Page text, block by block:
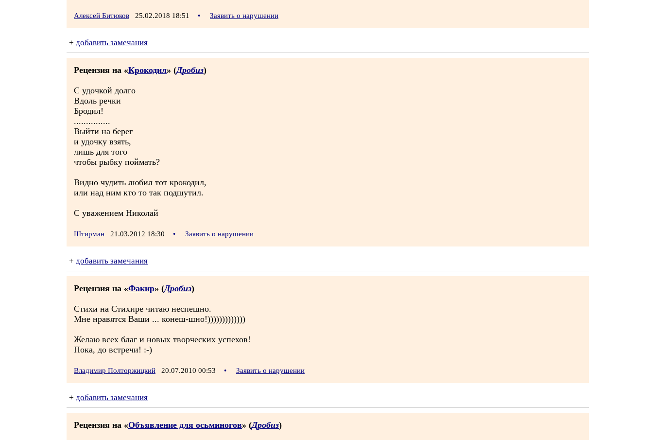
Алексей Битюков 25.02.2018 18:51 • Заявить о нарушении
+ добавить замечания
Рецензия на «Крокодил» (Дробиз)
С удочкой долго
Вдоль речки
Бродил!
...............
Выйти на берег
и удочку взять,
лишь для того
чтобы рыбку поймать?
Видно чудить любил тот крокодил,
или над ним кто то так подшутил.
С уважением Николай
Штирман 21.03.2012 18:30 • Заявить о нарушении
+ добавить замечания
Рецензия на «Факир» (Дробиз)
Стихи на Стихире читаю неспешно.
Мне нравятся Ваши ... конеш-шно!)))))))))))))
Желаю всех благ и новых творческих успехов!
Пока, до встречи! :-)
Владимир Полторжицкий 20.07.2010 00:53 • Заявить о нарушении
+ добавить замечания
Рецензия на «Объявление для осьминогов» (Дробиз)